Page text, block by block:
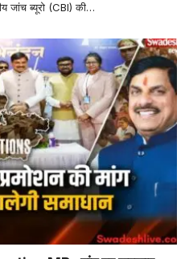
जांच ब्यूरो (CBI) की…